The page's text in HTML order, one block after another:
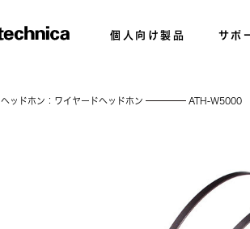
個人向け製品 サポ
ヘッドホン：ワイヤードヘッドホン ATH-W5000